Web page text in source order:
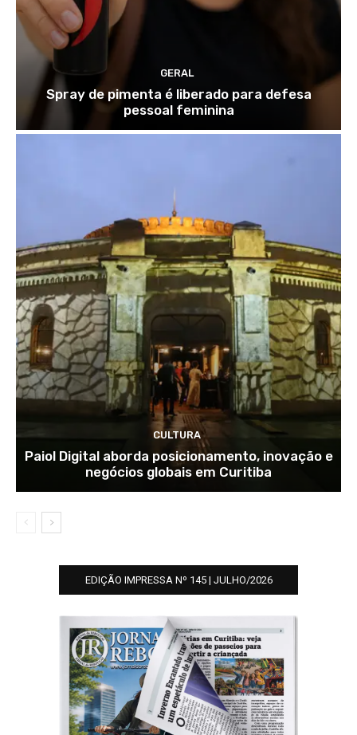
GERAL
Spray de pimenta é liberado para defesa
pessoal feminina
CULTURA
Paiol Digital aborda posicionamento, inovação e
negócios globais em Curitiba
EDIÇÃO IMPRESSA Nº 145 | JULHO/2026